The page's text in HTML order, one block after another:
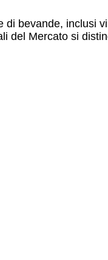
bevande, inclusi
del Mercato si